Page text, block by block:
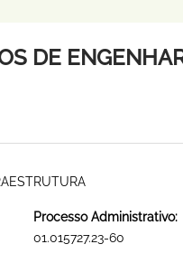
DE
Processo Administrativo:
01.015727.23-60